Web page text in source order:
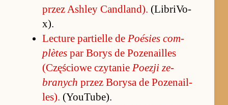
przez Ash­ley Can­dlan­d). (LibriVo­
x).
Lec­ture par­tielle de Po­ésies com­
plètespar Bo­rys de Po­ze­na­il­les
(Czę­ściowe czytanie Po­ezji ze­
branych przez Bo­rysa de Po­ze­na­il­
le­s). (YouTu­be).